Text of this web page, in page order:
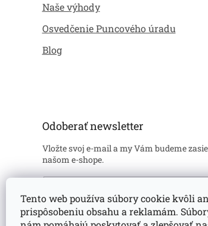
Tento web používa súbory cookie kvôli
prispôsobeniu obsahu a reklamám.
Naše výhody
Osvedčenie Puncového úradu
Blog
Odoberať newsletter
Vložte svoj e-mail a my Vám budeme
našom e-shope.
Súhlasím sospracovaním mojich
ustanoveniami zákona č. 122/2013 Z.z.